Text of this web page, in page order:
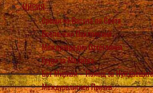
МИСИЯ
Срещи на Васула по Света
Вселенски Поклонения
Международни Оттегляния
Групи за Молитва
Бет Мириам – Помощ за
Междурелигиен Призив